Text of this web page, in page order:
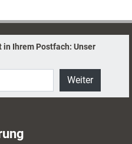
Ihrem Postfach: Unser
Weiter